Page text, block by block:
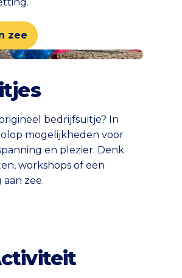
zee
bedrijfsuitje? In
mogelijkheden voor
en plezier. Denk
workshops of een
zee.